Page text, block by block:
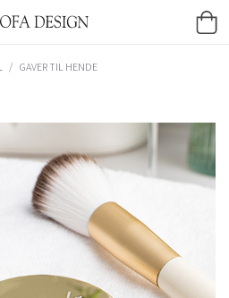
/ GAVER TIL HENDE